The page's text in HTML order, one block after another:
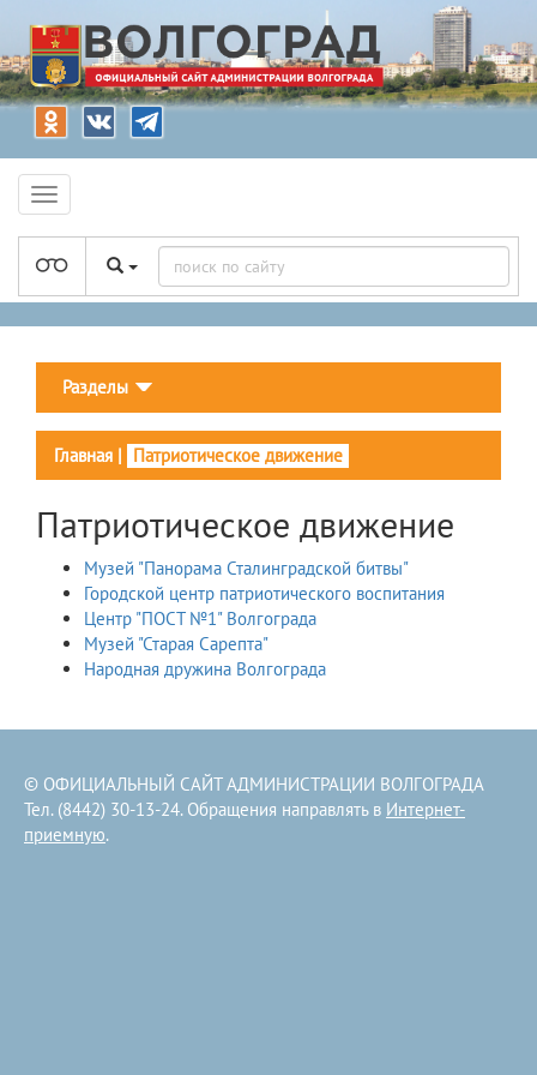
Разделы
Главная | Патриотическое движение
Патриотическое движение
Музей "Панорама Сталинградской битвы"
Городской центр патриотического воспитания
Центр "ПОСТ №1" Волгограда
Музей "Старая Сарепта"
Народная дружина Волгограда
© ОФИЦИАЛЬНЫЙ САЙТ АДМИНИСТРАЦИИ ВОЛГОГРАДА
Тел. (8442) 30-13-24. Обращения направлять в Интернет-
приемную.